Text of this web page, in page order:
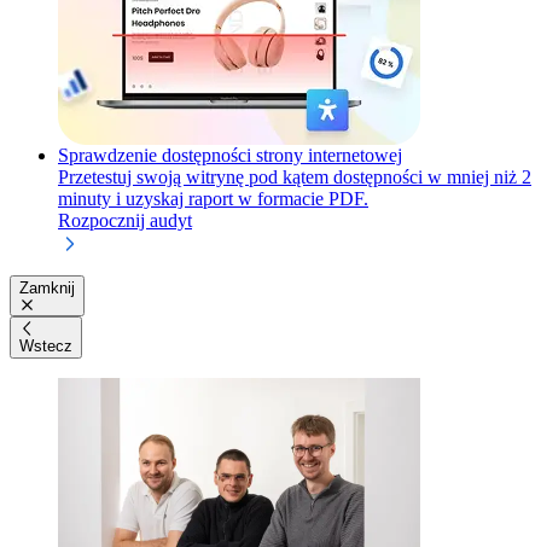
Sprawdzenie dostępności strony internetowej
Przetestuj swoją witrynę pod kątem dostępności w mniej niż 2
minuty i uzyskaj raport w formacie PDF.
Rozpocznij audyt
Zamknij
Wstecz